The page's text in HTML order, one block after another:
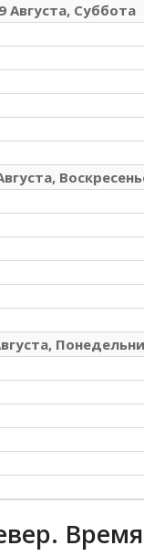
Августа, Суббота